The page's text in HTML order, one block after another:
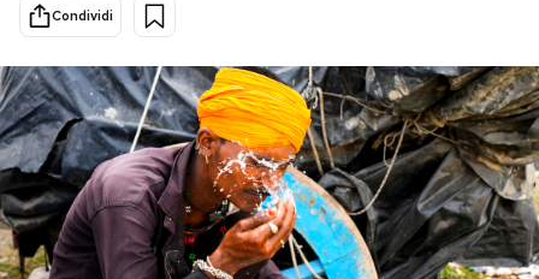
Scienza
Economia
Sport
Altrecose
Mondiali calcio 2026
PODCAST
Condividi